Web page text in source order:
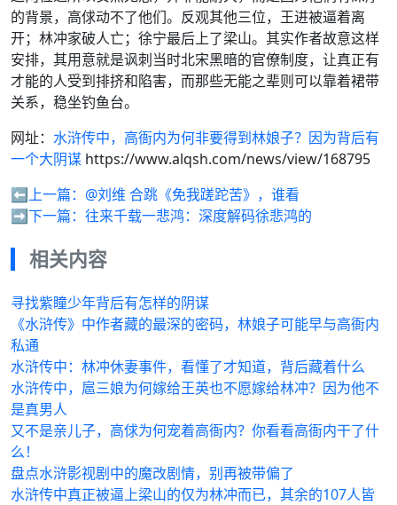
的背景，高俅动不了他们。反观其他三位，王进被逼着离
开；林冲家破人亡；徐宁最后上了梁山。其实作者故意这样
安排，其用意就是讽刺当时北宋黑暗的官僚制度，让真正有
才能的人受到排挤和陷害，而那些无能之辈则可以靠着裙带
关系，稳坐钓鱼台。
网址： 水浒传中，高衙内为何非要得到林娘子？因为背后有
一个大阴谋 https://www.alqsh.com/news/view/168795
⬅️上一篇： @刘维 合跳《免我蹉跎苦》，谁看
➡️下一篇： 往来千载一悲鸿：深度解码徐悲鸿的
相关内容
寻找紫瞳少年背后有怎样的阴谋
《水浒传》中作者藏的最深的密码，林娘子可能早与高衙内
私通
水浒传中：林冲休妻事件，看懂了才知道，背后藏着什么
水浒传中，扈三娘为何嫁给王英也不愿嫁给林冲？因为他不
是真男人
又不是亲儿子，高俅为何宠着高衙内？你看看高衙内干了什
么！
盘点水浒影视剧中的魔改剧情，别再被带偏了
水浒传中真正被逼上梁山的仅为林冲而已，其余的107人皆